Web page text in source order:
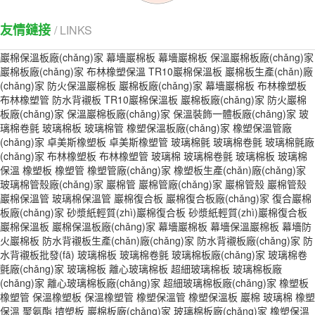
友情鏈接 / LINKS
巖棉保溫板廠(chǎng)家 幕墻巖棉板 幕墻巖棉板 保溫巖棉板廠(chǎng)家
巖棉板廠(chǎng)家 布林橡塑保溫 TR10巖棉保溫板 巖棉板生產(chǎn)廠
(chǎng)家 防火保溫巖棉板 巖棉板廠(chǎng)家 幕墻巖棉板 布林橡塑板
布林橡塑管 防水背襯板 TR10巖棉保溫板 巖棉板廠(chǎng)家 防火巖棉
板廠(chǎng)家 保溫巖棉板廠(chǎng)家 保溫裝飾一體板廠(chǎng)家 玻
璃棉卷氈 玻璃棉板 玻璃棉管 橡塑保溫板廠(chǎng)家 橡塑保溫管廠
(chǎng)家 卓美斯橡塑板 卓美斯橡塑管 玻璃棉氈 玻璃棉卷氈 玻璃棉氈廠
(chǎng)家 布林橡塑板 布林橡塑管 玻璃棉 玻璃棉卷氈 玻璃棉板 玻璃棉
保溫 橡塑板 橡塑管 橡塑管廠(chǎng)家 橡塑板生產(chǎn)廠(chǎng)家
玻璃棉管殼廠(chǎng)家 巖棉管 巖棉管廠(chǎng)家 巖棉管殼 巖棉管殼
巖棉保溫管 玻璃棉保溫管 巖棉復合板 巖棉復合板廠(chǎng)家 復合巖棉
板廠(chǎng)家 砂漿紙輕質(zhì)巖棉復合板 砂漿紙輕質(zhì)巖棉復合板
巖棉保溫板 巖棉保溫板廠(chǎng)家 幕墻巖棉板 幕墻保溫巖棉板 幕墻防
火巖棉板 防水背襯板生產(chǎn)廠(chǎng)家 防水背襯板廠(chǎng)家 防
水背襯板批發(fā) 玻璃棉板 玻璃棉卷氈 玻璃棉板廠(chǎng)家 玻璃棉卷
氈廠(chǎng)家 玻璃棉板 離心玻璃棉板 超細玻璃棉板 玻璃棉板廠
(chǎng)家 離心玻璃棉板廠(chǎng)家 超細玻璃棉板廠(chǎng)家 橡塑板
橡塑管 保溫橡塑板 保溫橡塑管 橡塑保溫管 橡塑保溫板 巖棉 玻璃棉 橡塑
保溫 聚氨酯 擠塑板 巖棉板廠(chǎng)家 玻璃棉板廠(chǎng)家 橡塑保溫